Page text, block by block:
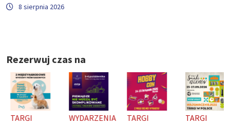
8 sierpnia 2026
Rezerwuj czas na
TARGI
WYDARZENIA
TARGI
TARGI